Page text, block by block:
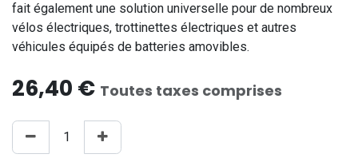
fait également une solution universelle pour de nombreux
vélos électriques, trottinettes électriques et autres
véhicules équipés de batteries amovibles.
26,40 € Toutes taxes comprises